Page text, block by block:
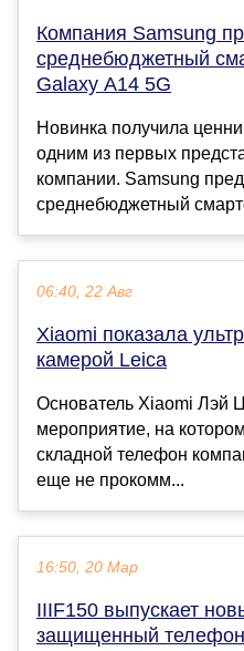
Компания Samsung
среднебюджетный
Galaxy A14 5G
Новинка получила
одним из первых
компании. Samsung
среднебюджетный
06:40, 22 Авг
Xiaomi показала
камерой Leica
Основатель Xiaomi Лэй
мероприятие, на
складной телефон
еще не прокомм...
16:50, 20 Мар
IIIF150 выпускает
защищенный